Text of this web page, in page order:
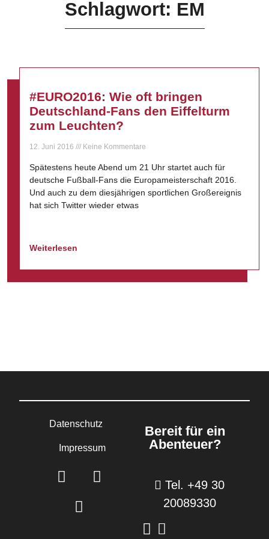
Schlagwort: EM
#EURO2016: Wie oft bringen
Deutschland-Fans den Eiffelturm
zum Leuchten?
12. Juni 2016 Keine Kommentare
Spätestens heute Abend um 21 Uhr startet auch für
deutsche Fußball-Fans die Europameisterschaft 2016.
Und auch zu dem diesjährigen sportlichen Großereignis
hat sich Twitter wieder etwas
Weiterlesen
Datenschutz
Impressum
Bereit für ein
Abenteuer?
Tel. +49 30
20089330